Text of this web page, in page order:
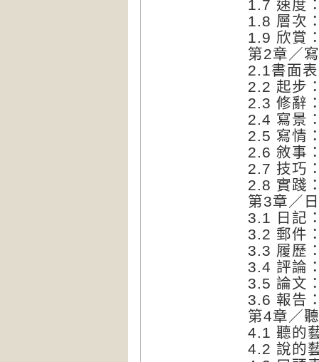
1.7 速度
1.8 層次
1.9 欣賞
第2章／
2.1書面
2.2 起步
2.3 修辭
2.4 寫景
2.5 寫情
2.6 敘事
2.7 技巧
2.8 實踐
第3章／
3.1 日記
3.2 郵件
3.3 履歷
3.4 評論
3.5 論文
3.6 報告
第4章／
4.1 聽的
4.2 說的